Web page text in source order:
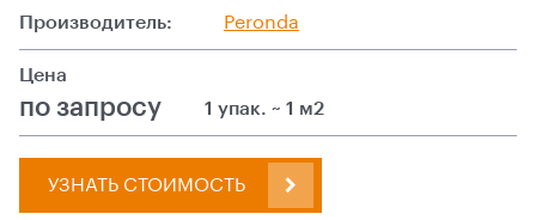
Производитель: Peronda
Цена
по запросу 1 упак. ~ 1 м2
УЗНАТЬ СТОИМОСТЬ